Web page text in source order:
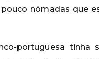
nómadas que
portuguesa tinha